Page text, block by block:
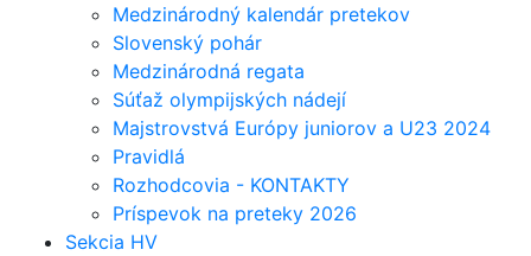
Medzinárodný kalendár pretekov
Slovenský pohár
Medzinárodná regata
Súťaž olympijských nádejí
Majstrovstvá Európy juniorov a U23 2024
Pravidlá
Rozhodcovia - KONTAKTY
Príspevok na preteky 2026
Sekcia HV